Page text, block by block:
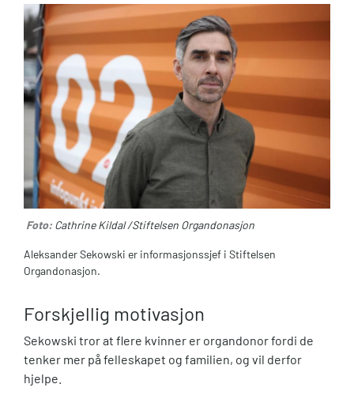
Foto: Cathrine Kildal /Stiftelsen Organdonasjon
Aleksander Sekowski er informasjonssjef i Stiftelsen
Organdonasjon.
Forskjellig motivasjon
Sekowski tror at flere kvinner er organdonor fordi de
tenker mer på felleskapet og familien, og vil derfor
hjelpe.